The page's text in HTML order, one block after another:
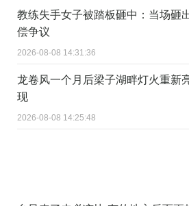
教练失手女子被踏板砸中：当场砸
偿争议
2026-08-08 14:31:36
龙卷风一个月后梁子湖畔灯火重新
现
2026-08-08 14:25:48